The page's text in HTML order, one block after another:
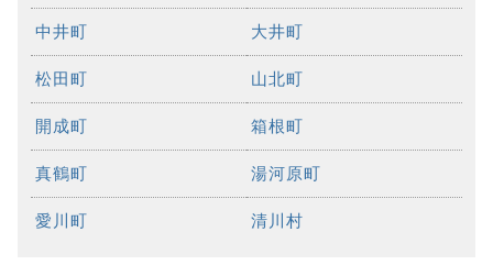
中井町 大井町
松田町 山北町
開成町 箱根町
真鶴町 湯河原町
愛川町 清川村